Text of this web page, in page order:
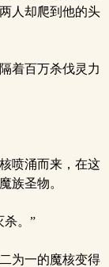
人却爬到他的头
着百万杀伐灵力
喷涌而来，在这
族圣物。
杀。”
为一的魔核变得